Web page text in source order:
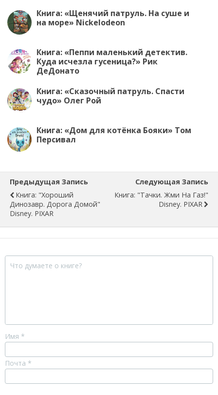
Книга: «Щенячий патруль. На суше и
на море» Nickelodeon
Книга: «Пеппи маленький детектив.
Куда исчезла гусеница?» Рик
ДеДонато
Книга: «Сказочный патруль. Спасти
чудо» Олег Рой
Книга: «Дом для котёнка Бояки» Том
Персивал
Предыдущая Запись
Книга: "Хороший
Динозавр. Дорога Домой"
Disney. PIXAR
Следующая Запись
Книга: "Тачки. Жми На Газ!"
Disney. PIXAR
Имя *
Почта *